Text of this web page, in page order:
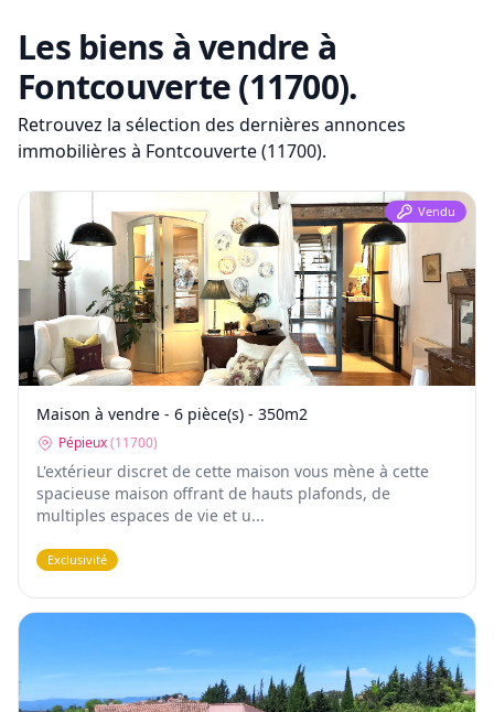
Les biens à vendre à
Fontcouverte (11700).
Retrouvez la sélection des dernières annonces
immobilières à Fontcouverte (11700).
Vendu
Maison à vendre - 6 pièce(s) - 350m2
Pépieux(11700)
L'extérieur discret de cette maison vous mène à cette
spacieuse maison offrant de hauts plafonds, de
multiples espaces de vie et u...
Exclusivité